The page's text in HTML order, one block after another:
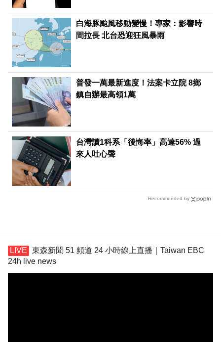
白海豚颱風移動變慢！專家：影響時
間拉長 北台恐迎狂風暴雨
普發一萬最新進度！法案卡立院 8鄉
鎮自辦最高領1萬
台灣讀1科系「後悔率」高達56% 過
來人吐心聲
Recommended by
東森新聞 51 頻道 24 小時線上直播｜Taiwan EBC
24h live news